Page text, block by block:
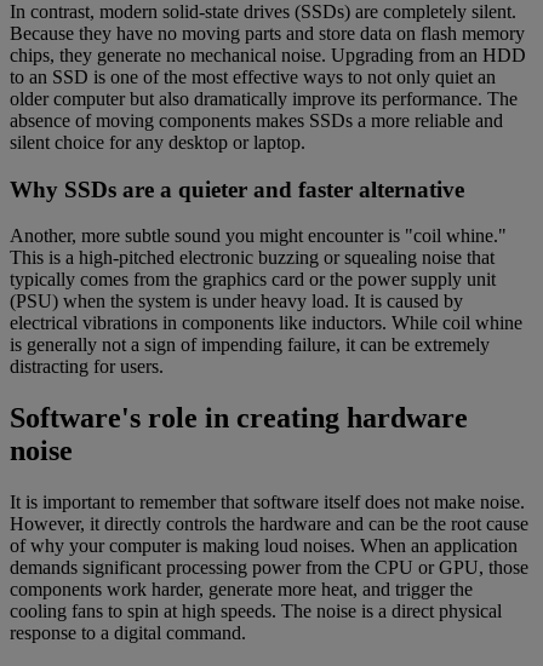
In contrast, modern solid-state drives (SSDs) are completely silent.
Because they have no moving parts and store data on flash memory
chips, they generate no mechanical noise. Upgrading from an HDD
to an SSD is one of the most effective ways to not only quiet an
older computer but also dramatically improve its performance. The
absence of moving components makes SSDs a more reliable and
silent choice for any desktop or laptop.
Why SSDs are a quieter and faster alternative
Another, more subtle sound you might encounter is "coil whine."
This is a high-pitched electronic buzzing or squealing noise that
typically comes from the graphics card or the power supply unit
(PSU) when the system is under heavy load. It is caused by
electrical vibrations in components like inductors. While coil whine
is generally not a sign of impending failure, it can be extremely
distracting for users.
Software's role in creating hardware
noise
It is important to remember that software itself does not make noise.
However, it directly controls the hardware and can be the root cause
of why your computer is making loud noises. When an application
demands significant processing power from the CPU or GPU, those
components work harder, generate more heat, and trigger the
cooling fans to spin at high speeds. The noise is a direct physical
response to a digital command.